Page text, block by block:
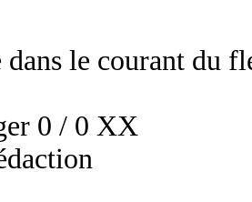
le courant du
0 / 0 XX